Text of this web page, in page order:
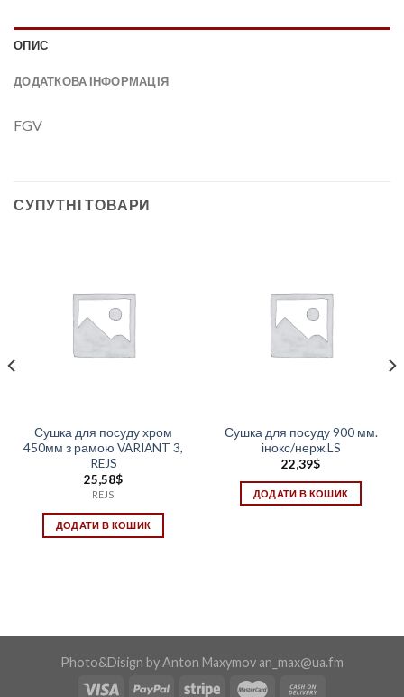
ОПИС
ДОДАТКОВА ІНФОРМАЦІЯ
FGV
СУПУТНІ ТОВАРИ
Сушка для посуду хром
450мм з рамою VARIANT 3,
REJS
25,58$
REJS
ДОДАТИ В КОШИК
Сушка для посуду 900 мм.
інокс/нерж.LS
22,39$
ДОДАТИ В КОШИК
Photo&Disign by Anton Maxymov an_max@ua.fm